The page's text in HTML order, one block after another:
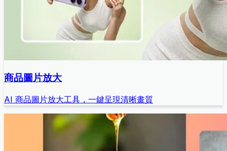
商品圖片放大
AI 商品圖片放大工具，一鍵呈現清晰畫質